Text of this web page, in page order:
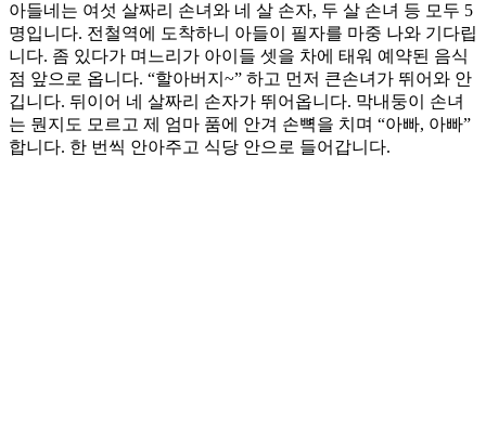
아들네는 여섯 살짜리 손녀와 네 살 손자, 두 살 손녀 등 모두 5
명입니다. 전철역에 도착하니 아들이 필자를 마중 나와 기다립
니다. 좀 있다가 며느리가 아이들 셋을 차에 태워 예약된 음식
점 앞으로 옵니다. “할아버지~” 하고 먼저 큰손녀가 뛰어와 안
깁니다. 뒤이어 네 살짜리 손자가 뛰어옵니다. 막내둥이 손녀
는 뭔지도 모르고 제 엄마 품에 안겨 손뼉을 치며 “아빠, 아빠”
합니다. 한 번씩 안아주고 식당 안으로 들어갑니다.